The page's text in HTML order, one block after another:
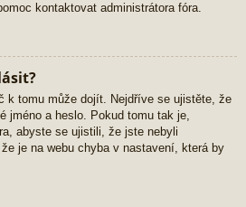
kontaktovat administrátora fóra.
k tomu může dojít. Nejdříve se ujistěte, že
jméno a heslo. Pokud tomu tak je,
abyste se ujistili, že jste nebyli
je na webu chyba v nastavení, která by